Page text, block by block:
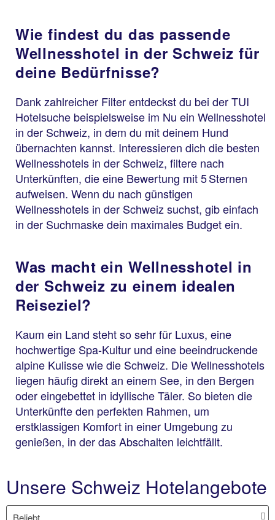
Wie findest du das passende
Wellnesshotel in der Schweiz für
deine Bedürfnisse?
Dank zahlreicher Filter entdeckst du bei der TUI
Hotelsuche beispielsweise im Nu ein Wellnesshotel
in der Schweiz, in dem du mit deinem Hund
übernachten kannst. Interessieren dich die besten
Wellnesshotels in der Schweiz, filtere nach
Unterkünften, die eine Bewertung mit 5 Sternen
aufweisen. Wenn du nach günstigen
Wellnesshotels in der Schweiz suchst, gib einfach
in der Suchmaske dein maximales Budget ein.
Was macht ein Wellnesshotel in
der Schweiz zu einem idealen
Reiseziel?
Kaum ein Land steht so sehr für Luxus, eine
hochwertige Spa-Kultur und eine beeindruckende
alpine Kulisse wie die Schweiz. Die Wellnesshotels
liegen häufig direkt an einem See, in den Bergen
oder eingebettet in idyllische Täler. So bieten die
Unterkünfte den perfekten Rahmen, um
erstklassigen Komfort in einer Umgebung zu
genießen, in der das Abschalten leichtfällt.
Unsere Schweiz Hotelangebote